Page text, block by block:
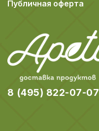
Публичная оферта
8 (495) 822-07-07